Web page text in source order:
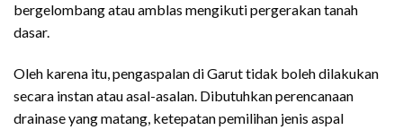
bergelombang atau amblas mengikuti pergerakan tanah
dasar.
Oleh karena itu, pengaspalan di Garut tidak boleh dilakukan
secara instan atau asal-asalan. Dibutuhkan perencanaan
drainase yang matang, ketepatan pemilihan jenis aspal